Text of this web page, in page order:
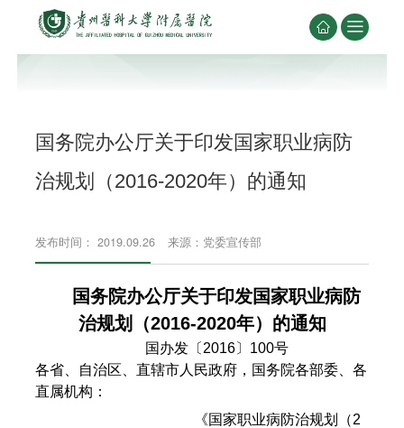
 
国务院办公厅关于印发国家职业病防
治规划（2016-2020年）的通知
发布时间： 2019.09.26 来源：党委宣传部
国务院办公厅关于印发国家职业病防
治规划（2016-2020年）的通知
国办发〔2016〕100号
各省、自治区、直辖市人民政府，国务院各部委、各
直属机构：
《国家职业病防治规划（2